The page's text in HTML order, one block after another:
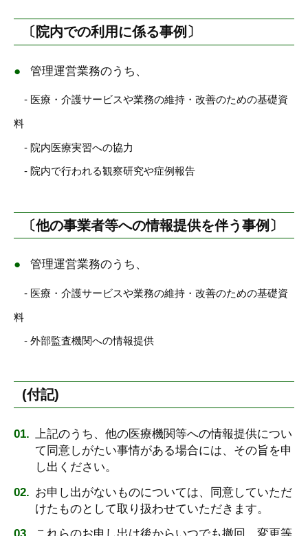
〔院内での利用に係る事例〕
管理運営業務のうち、
- 医療・介護サービスや業務の維持・改善のための基礎資
料
- 院内医療実習への協力
- 院内で行われる観察研究や症例報告
〔他の事業者等への情報提供を伴う事例〕
管理運営業務のうち、
- 医療・介護サービスや業務の維持・改善のための基礎資
料
- 外部監査機関への情報提供
(付記)
上記のうち、他の医療機関等への情報提供につい
て同意しがたい事情がある場合には、その旨を申
し出ください。
お申し出がないものについては、同意していただ
けたものとして取り扱わせていただきます。